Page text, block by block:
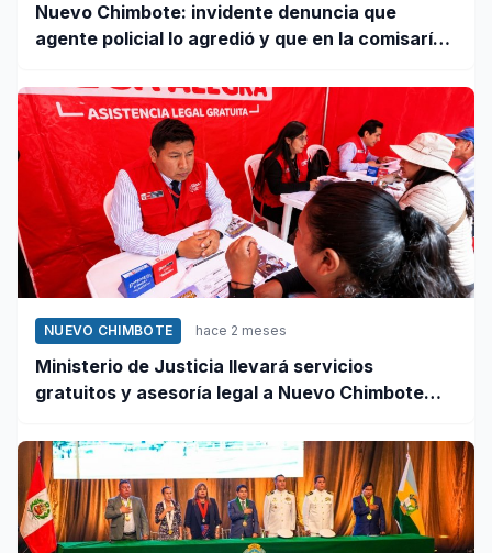
Nuevo Chimbote: invidente denuncia que
agente policial lo agredió y que en la comisaría
NUEVO CHIMBOTE hace 2 meses
Ministerio de Justicia llevará servicios
gratuitos y asesoría legal a Nuevo Chimbote